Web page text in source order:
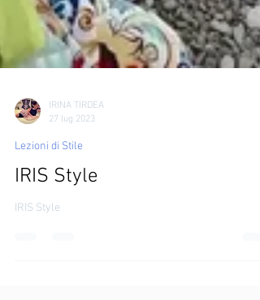
IRINA TIRDEA
Lezioni di Stile
IRIS Style